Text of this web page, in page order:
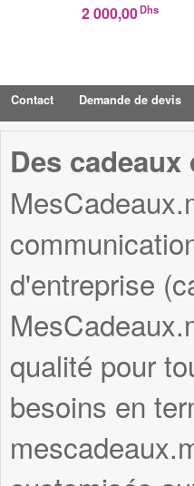
2 000,00Dhs
Contact Demande de devis
Des
d'entreprise
qualité pour
besoins en